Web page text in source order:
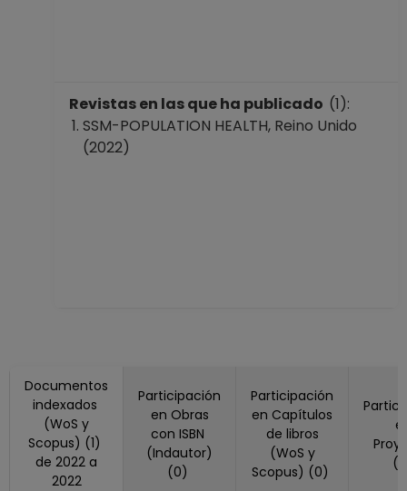
Revistas en las que ha publicado (1):
SSM-POPULATION HEALTH, Reino Unido
(2022)
Documentos
indexados
(WoS y
Scopus) (1)
de 2022 a
2022
Participación
en Obras
con ISBN
(Indautor)
(0)
Participación
en Capítulos
de libros
(WoS y
Scopus) (0)